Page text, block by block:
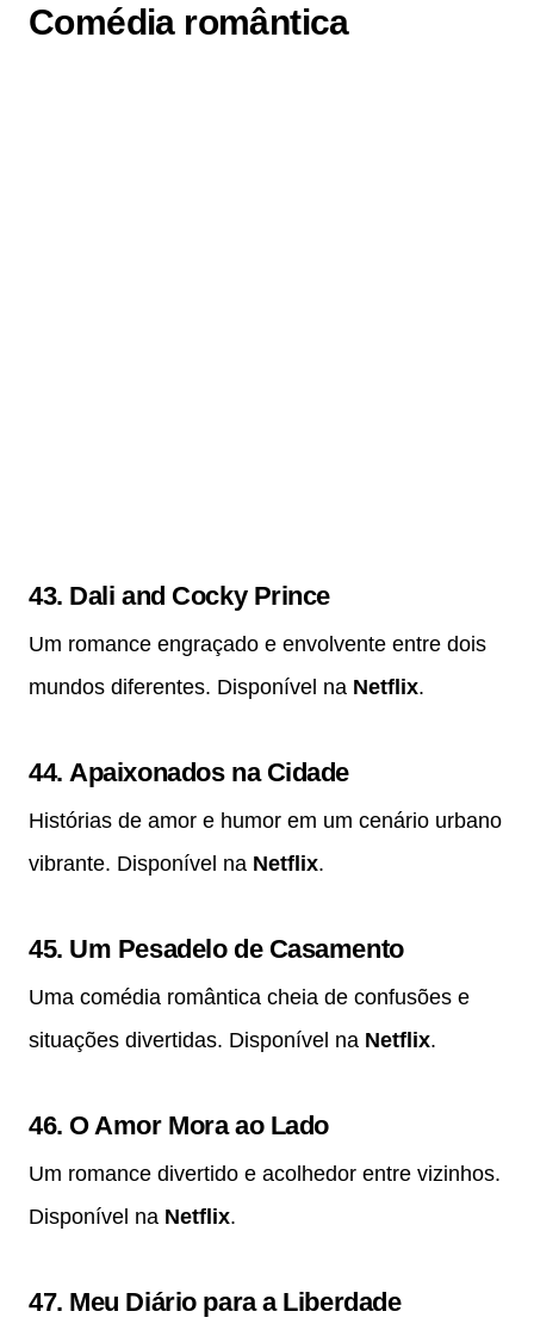
Comédia romântica
43. Dali and Cocky Prince
Um romance engraçado e envolvente entre dois
mundos diferentes. Disponível na Netflix.
44. Apaixonados na Cidade
Histórias de amor e humor em um cenário urbano
vibrante. Disponível na Netflix.
45. Um Pesadelo de Casamento
Uma comédia romântica cheia de confusões e
situações divertidas. Disponível na Netflix.
46. O Amor Mora ao Lado
Um romance divertido e acolhedor entre vizinhos.
Disponível na Netflix.
47. Meu Diário para a Liberdade